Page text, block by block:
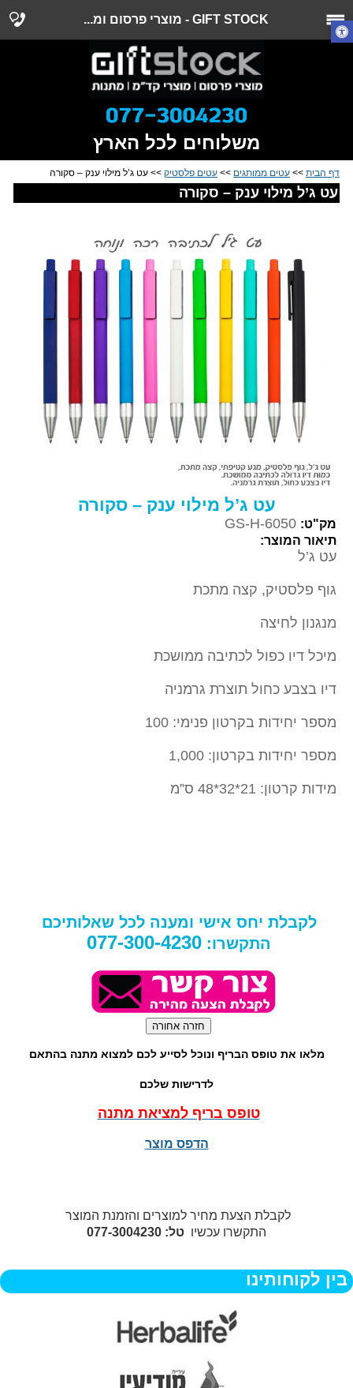
GIFT STOCK - מוצרי פרסום ומ...
משלוחים לכל הארץ
דף הבית >> עטים ממותגים >> עטים פלסטיק >> עט ג’ל מילוי ענק – סקורה
עט ג’ל מילוי ענק – סקורה
עט ג’ל מילוי ענק – סקורה
מק"ט: GS-H-6050
תיאור המוצר:
עט ג’ל
גוף פלסטיק, קצה מתכת
מנגנון לחיצה
מיכל דיו כפול לכתיבה ממושכת
דיו בצבע כחול תוצרת גרמניה
מספר יחידות בקרטון פנימי: 100
מספר יחידות בקרטון: 1,000
מידות קרטון: 21*32*48 ס”מ
לקבלת יחס אישי ומענה לכל שאלותיכם
התקשרו: 077-300-4230
מלאו את טופס הבריף ונוכל לסייע לכם למצוא מתנה בהתאם
לדרישות שלכם
טופס בריף למציאת מתנה
הדפס מוצר
לקבלת הצעת מחיר למוצרים והזמנת המוצר
התקשרו עכשיו טל: 077-3004230
בין לקוחותינו